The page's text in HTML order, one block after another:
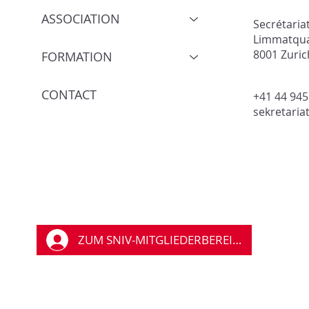
Travailler en plein air sous
de contrôle
SNiv –
des
Réseau –
2026.
ASSOCIATION
FORMATION
CONTACT
8001
+41 44
ZUM SNIV-MITGLIEDERBEREICH